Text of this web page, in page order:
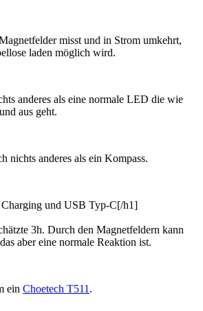
misst und in Strom umkehrt,
laden möglich wird.
anderes als eine normale LED die wie
aus geht.
nichts anderes als ein Kompass.
Charging und USB Typ-C[/h1]
3h. Durch den Magnetfeldern kann
aber eine normale Reaktion ist.
ein Choetech T511 .